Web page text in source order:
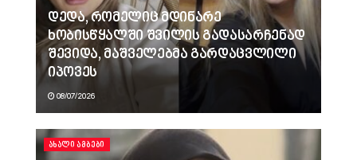
დედა, რომელიც მდინარე
ხობისწყალში შვილის გადასარჩენად
შევიდა, მაშველებმა გარდაცვლილი
იპოვეს
08/07/2026
ᲐᲮᲐᲚᲘ ᲐᲛᲑᲔᲑᲘ